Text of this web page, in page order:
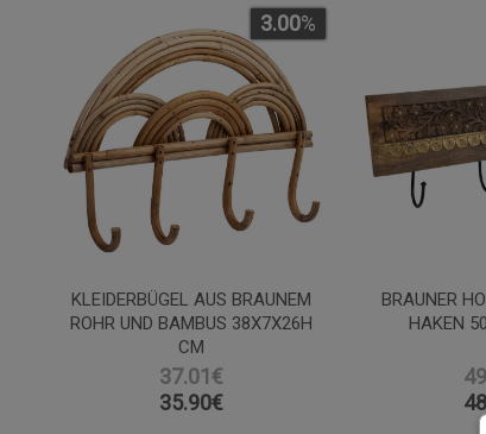
KLEIDERBÜGEL AUS BRAUNEM
ROHR UND BAMBUS 38X7X26H
CM
37.01€
3.00%
35.90€
BRAUNER
HAKEN